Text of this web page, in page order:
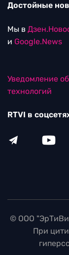
Достойные
Мы в
и Google.News
Уведомление
технологий
RTVI в
© ООО
При